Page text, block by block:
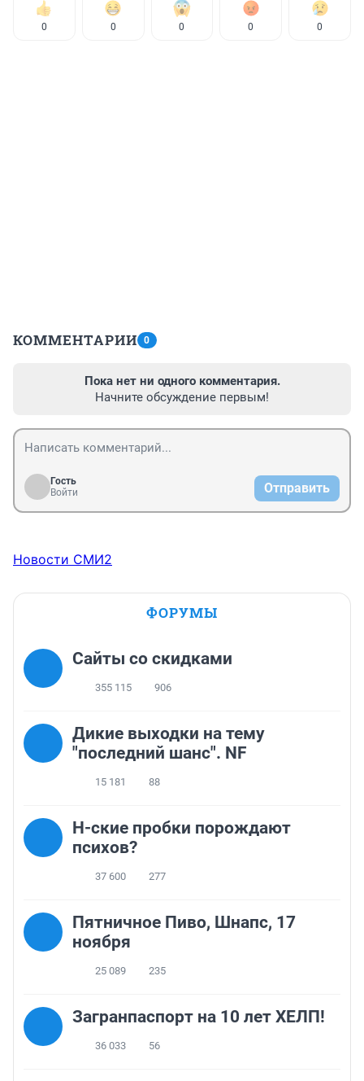
0 0 0 0 0
КОММЕНТАРИИ 0
Пока нет ни одного комментария.
Начните обсуждение первым!
Гость
Войти
Отправить
Новости СМИ2
ФОРУМЫ
Сайты со скидками
355 115 906
Дикие выходки на тему
"последний шанс". NF
15 181 88
Н-ские пробки порождают
психов?
37 600 277
Пятничное Пиво, Шнапс, 17
ноября
25 089 235
Загранпаспорт на 10 лет ХЕЛП!
36 033 56